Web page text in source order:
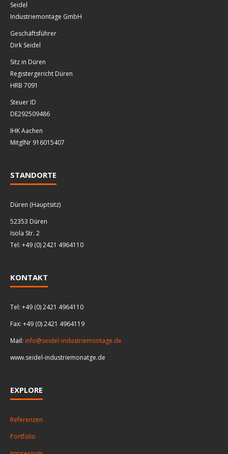
Seidel
Industriemontage GmbH
Geschäftsführer
Dirk Seidel
Sitz in Düren
Registergericht Düren
HRB 7091
Steuer ID
DE292509486
IHK Aachen
MitglNr 916015407
STANDORTE
Düren (Hauptsitz)
52353 Düren
Isola Str. 2
Tel: +49 (0) 2421 4964110
KONTAKT
Tel: +49 (0) 2421 4964110
Fax: +49 (0) 2421 4964119
Mail: info@seidel-industriemontage.de
www.seidel-industriemonatge.de
EXPLORE
Referenzen
Portfolio